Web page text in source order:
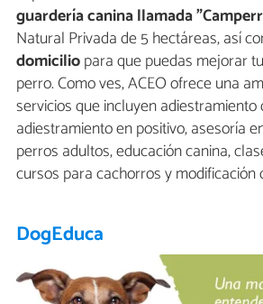
guardería canina llamada
Natural Privada de 5 hectáreas, así
domiciliopara que puedas mejorar
perro. Como ves, ACEO ofrece una
servicios que incluyen
adiestramiento en positivo, asesoría
perros adultos, educación canina,
cursos para cachorros y modificación
DogEduca